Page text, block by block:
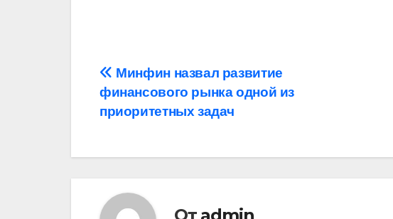
Навигация
по
Минфин назвал развитие
финансового рынка одной из
приоритетных задач